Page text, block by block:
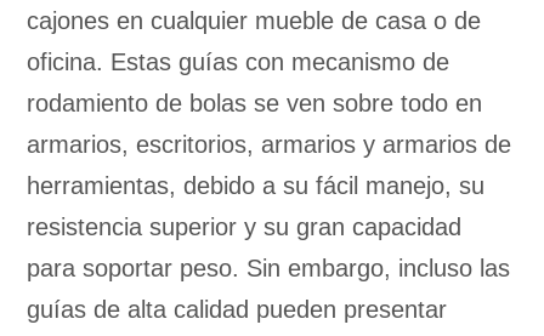
cajones en cualquier mueble de casa o de
oficina. Estas guías con mecanismo de
rodamiento de bolas se ven sobre todo en
armarios, escritorios, armarios y armarios de
herramientas, debido a su fácil manejo, su
resistencia superior y su gran capacidad
para soportar peso. Sin embargo, incluso las
guías de alta calidad pueden presentar